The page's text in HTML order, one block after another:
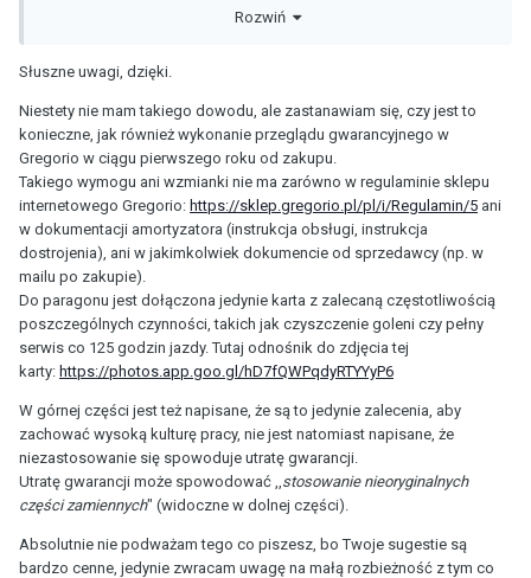
rekojmi - ekspertem w tym nie jestem, więc po szczegóły
Rozwiń
Słuszne uwagi, dzięki.
Niestety nie mam takiego dowodu, ale zastanawiam się, czy jest to
konieczne, jak również wykonanie przeglądu gwarancyjnego w
Gregorio w ciągu pierwszego roku od zakupu.
Takiego wymogu ani wzmianki nie ma zarówno w regulaminie sklepu
internetowego Gregorio: https://sklep.gregorio.pl/pl/i/Regulamin/5 ani
w dokumentacji amortyzatora (instrukcja obsługi, instrukcja
dostrojenia), ani w jakimkolwiek dokumencie od sprzedawcy (np. w
mailu po zakupie).
Do paragonu jest dołączona jedynie karta z zalecaną częstotliwością
poszczególnych czynności, takich jak czyszczenie goleni czy pełny
serwis co 125 godzin jazdy. Tutaj odnośnik do zdjęcia tej
karty: https://photos.app.goo.gl/hD7fQWPqdyRTYYyP6
W górnej części jest też napisane, że są to jedynie zalecenia, aby
zachować wysoką kulturę pracy, nie jest natomiast napisane, że
niezastosowanie się spowoduje utratę gwarancji.
Utratę gwarancji może spowodować ,, stosowanie nieoryginalnych
części zamiennych" (widoczne w dolnej części).
Absolutnie nie podważam tego co piszesz, bo Twoje sugestie są
bardzo cenne, jedynie zwracam uwagę na małą rozbieżność z tym co